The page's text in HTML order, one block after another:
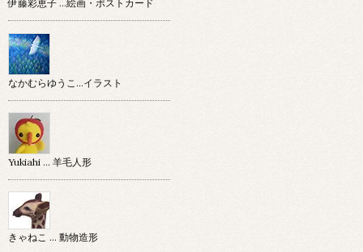
伊藤彩恵子 …絵画・ポストカード
なかむらゆうこ…イラスト
Yukiahi … 羊毛人形
きゃねこ … 動物造形